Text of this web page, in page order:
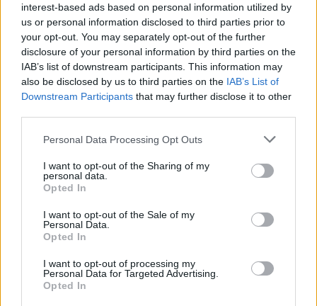
interest-based ads based on personal information utilized by
us or personal information disclosed to third parties prior to
your opt-out. You may separately opt-out of the further
disclosure of your personal information by third parties on the
IAB’s list of downstream participants. This information may
also be disclosed by us to third parties on the IAB’s List of
Downstream Participants that may further disclose it to other
Please note that this website/app uses one or more Google
not limited to your visit or usage behaviour. You may click to
grant or deny consent to Google and its third-party tags to
use your data for below specified purposes in below Google
consent section.
Personal Data Processing Opt Outs
I want to opt-out of the Sharing of my
personal data.
Opted In
I want to opt-out of the Sale of my
Personal Data.
Opted In
I want to opt-out of processing my
Personal Data for Targeted Advertising.
Opted In
Video
Player
is
loading.
a
modal
window.
később eltört a féltengely, ami azonnal véget
vetett a győzelmi esélyeiknek. Az autót a
garázsba tolták, a csapat pedig kiszállt a
küzdelemből.
EZEKET IS AJÁNLJUK